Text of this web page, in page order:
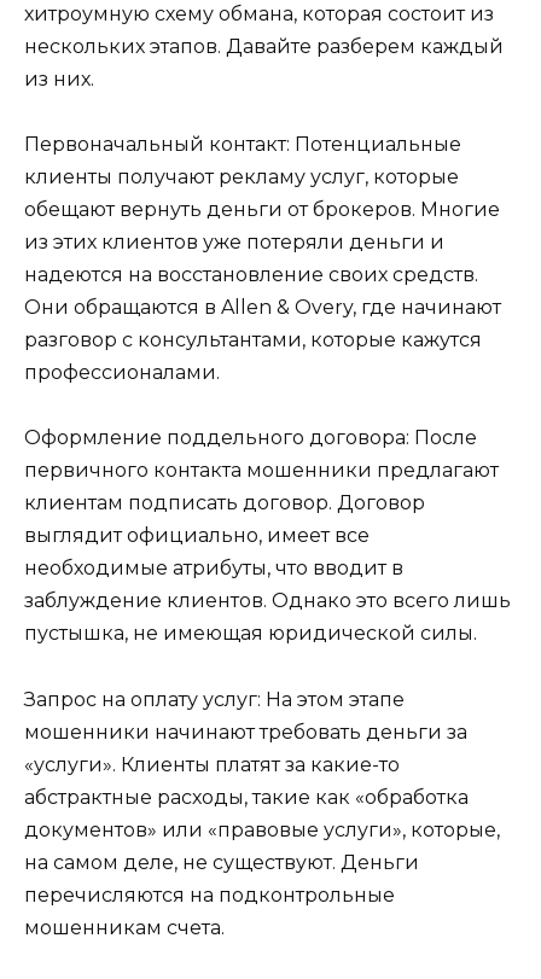
хитроумную схему обмана, которая состоит из
нескольких этапов. Давайте разберем каждый
из них.
Первоначальный контакт: Потенциальные
клиенты получают рекламу услуг, которые
обещают вернуть деньги от брокеров. Многие
из этих клиентов уже потеряли деньги и
надеются на восстановление своих средств.
Они обращаются в Allen & Overy, где начинают
разговор с консультантами, которые кажутся
профессионалами.
Оформление поддельного договора: После
первичного контакта мошенники предлагают
клиентам подписать договор. Договор
выглядит официально, имеет все
необходимые атрибуты, что вводит в
заблуждение клиентов. Однако это всего лишь
пустышка, не имеющая юридической силы.
Запрос на оплату услуг: На этом этапе
мошенники начинают требовать деньги за
«услуги». Клиенты платят за какие-то
абстрактные расходы, такие как «обработка
документов» или «правовые услуги», которые,
на самом деле, не существуют. Деньги
перечисляются на подконтрольные
мошенникам счета.